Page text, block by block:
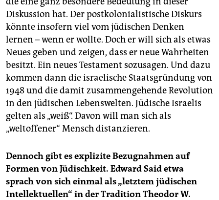
Diskussion hat. Der postkolonialistische Diskurs
könnte insofern viel vom jüdischen Denken
lernen – wenn er wollte. Doch er will sich als etwas
Neues geben und zeigen, dass er neue Wahrheiten
besitzt. Ein neues Testament sozusagen. Und dazu
kommen dann die israelische Staatsgründung von
1948 und die damit zusammengehende Revolution
in den jüdischen Lebenswelten. Jüdische Israelis
gelten als „weiß“. Davon will man sich als
„weltoffener“ Mensch distanzieren.
Dennoch gibt es explizite Bezugnahmen auf
Formen von Jüdischkeit. Edward Said etwa
sprach von sich einmal als „letztem jüdischen
Intellektuellen“ in der Tradition Theodor W.